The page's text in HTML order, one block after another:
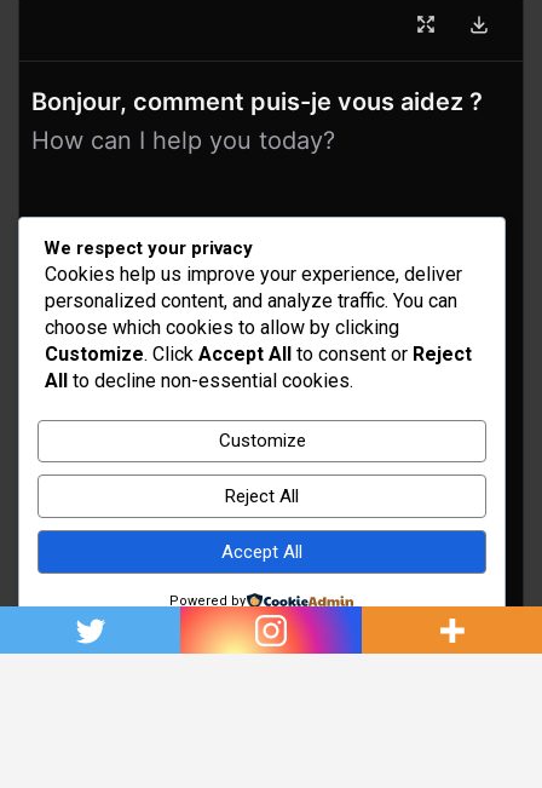
Bonjour, comment puis-je vous aidez ?
How can I help you today?
Idées d’aménagement et déco
Conseil bricolage et jardinage
Choix d'outillage et de matériaux
We respect your privacy
Cookies help us improve your experience, deliver
personalized content, and analyze traffic. You can
choose which cookies to allow by clicking
Customize. Click Accept All to consent or Reject
All to decline non-essential cookies.
Customize
Reject All
Accept All
Powered by